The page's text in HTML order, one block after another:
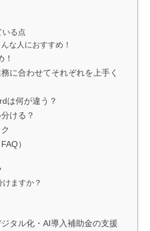
いる点
な人におすすめ！
に合わせてそれぞれを上手く
は何が違う？
ける？
）
ますか？
タル化・AI導入補助金の支援